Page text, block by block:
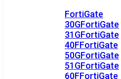
FortiGate
30GFortiGate
31GFortiGate
40FFortiGate
50GFortiGate
51GFortiGate
60FFortiGate